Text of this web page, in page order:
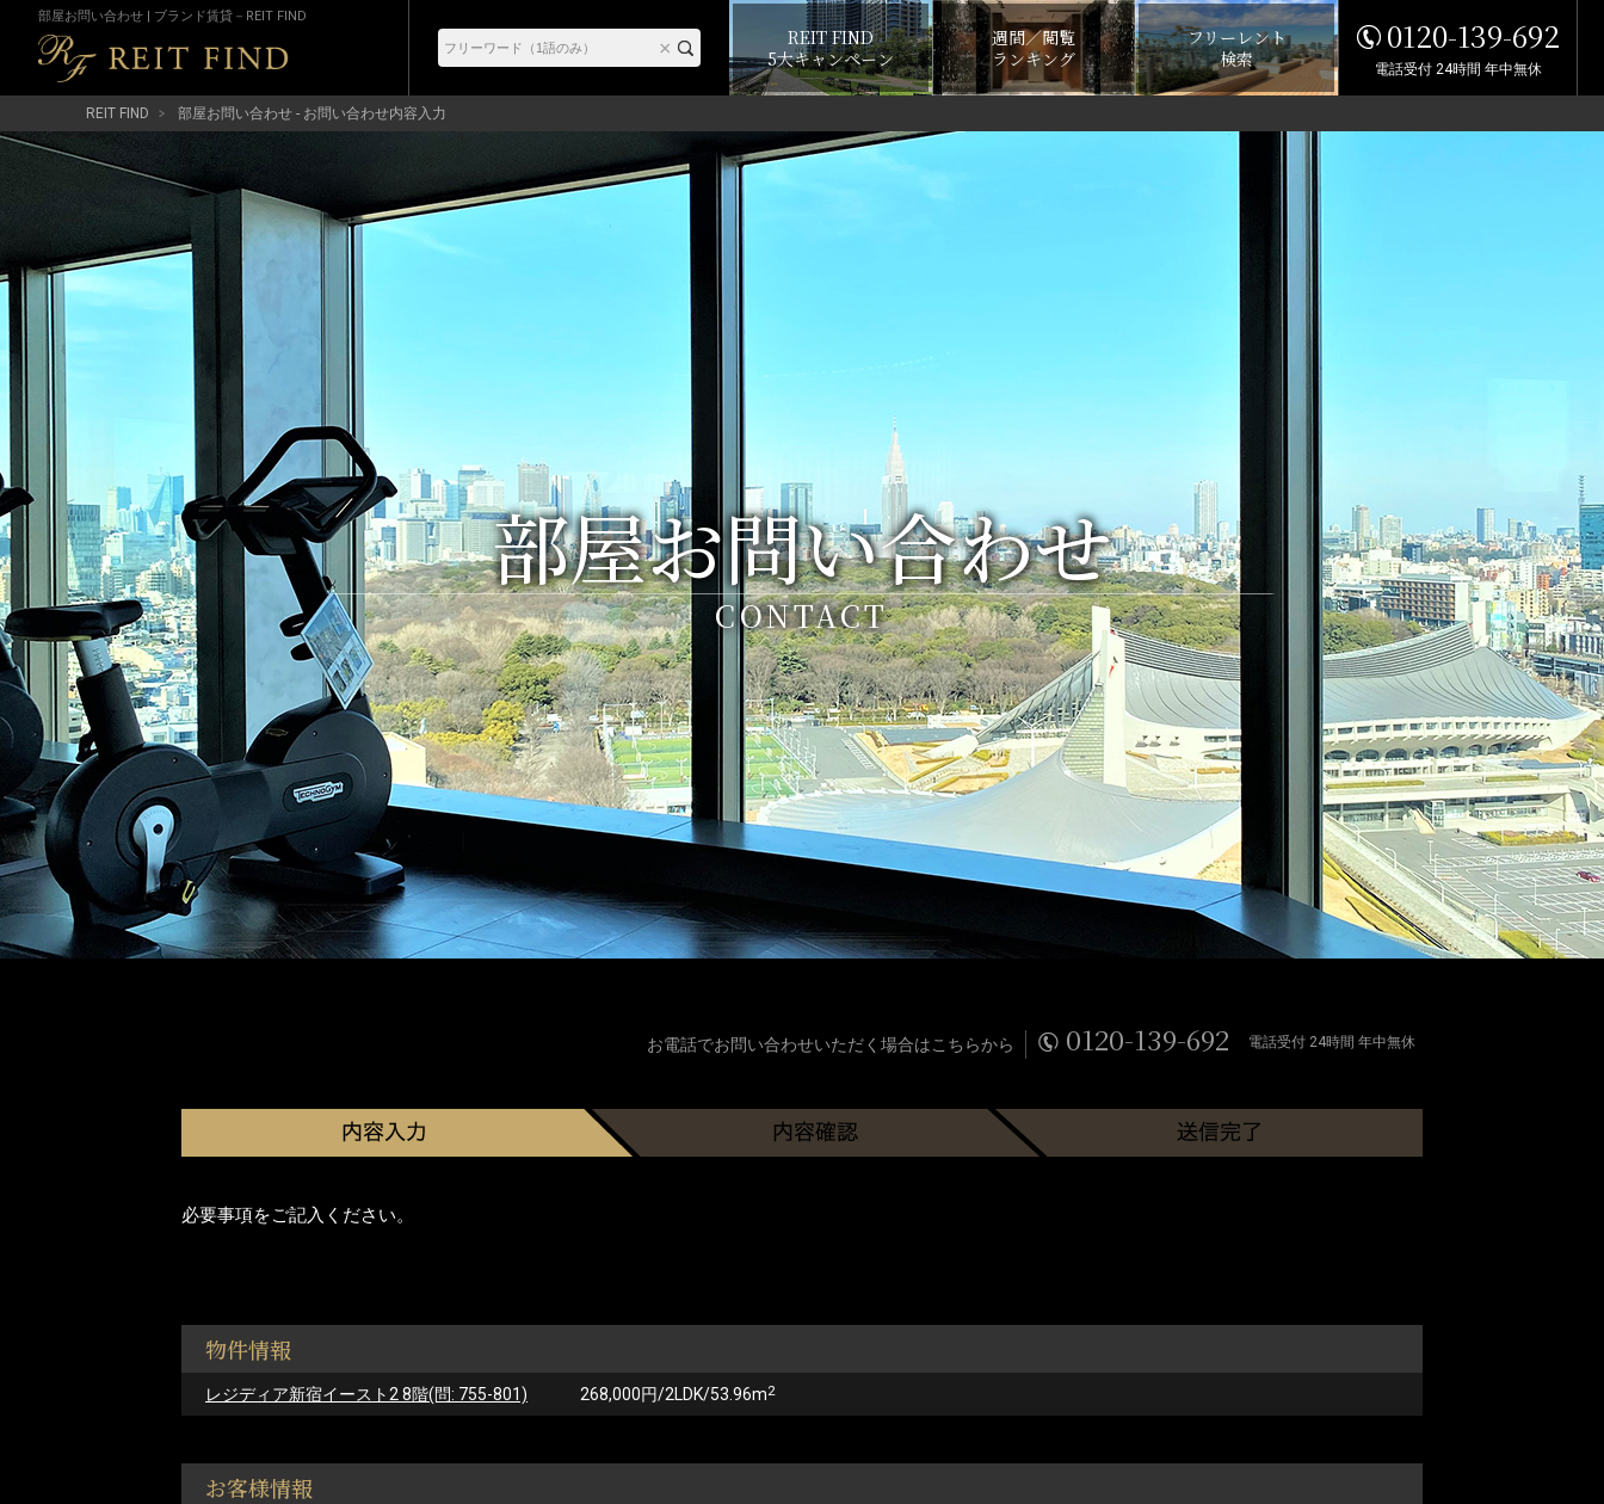
部屋お問い合わせ | ブランド賃貸－REIT FIND
REIT FIND
5大キャンペーン
週間／閲覧
ランキング
フリーレント
検索
0120-139-692
電話受付 24時間 年中無休
REIT FIND 部屋お問い合わせ - お問い合わせ内容入力
部屋お問い合わせ
CONTACT
お電話でお問い合わせいただく場合はこちらから 0120-139-692 電話受付 24時間 年中無休
必要事項をご記入ください。
物件情報
レジディア新宿イースト2 8階(問: 755-801) 268,000円/2LDK/53.96m2
お客様情報